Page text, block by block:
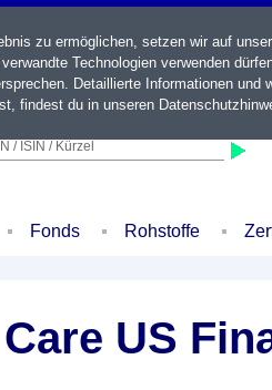
/ ISIN / Kürzel
Fonds Rohstoffe
US
zu ermöglichen, setzen wir auf
Technologien verwenden
Detaillierte Informationen und
findest du in unseren